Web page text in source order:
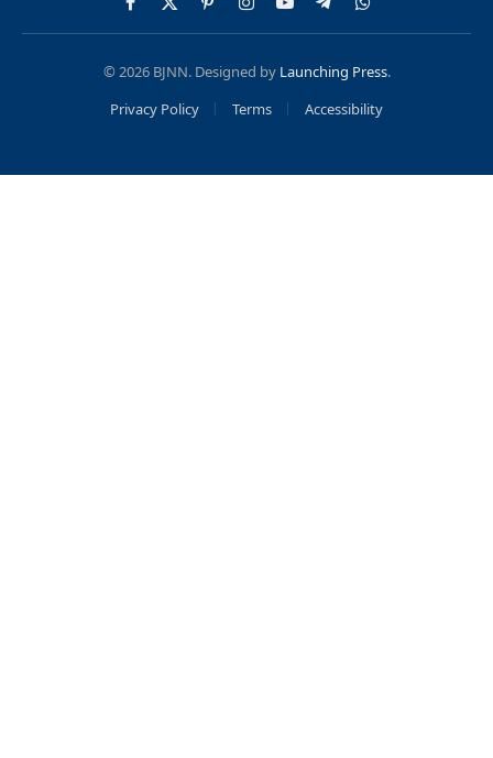
Facebook
X
(Twitter)
PinterestInstagram
YouTubeTelegramWhatsApp
© 2026 BJNN. Designed by Launching Press.
Privacy Policy
Terms Accessibility